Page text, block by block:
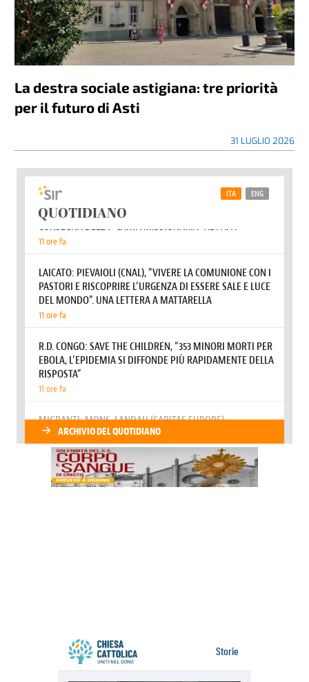
La destra sociale astigiana: tre priorità
per il futuro di Asti
31 LUGLIO 2026